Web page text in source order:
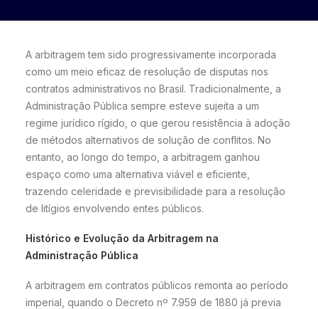
A arbitragem tem sido progressivamente incorporada
como um meio eficaz de resolução de disputas nos
contratos administrativos no Brasil. Tradicionalmente, a
Administração Pública sempre esteve sujeita a um
regime jurídico rígido, o que gerou resistência à adoção
de métodos alternativos de solução de conflitos. No
entanto, ao longo do tempo, a arbitragem ganhou
espaço como uma alternativa viável e eficiente,
trazendo celeridade e previsibilidade para a resolução
de litígios envolvendo entes públicos.
Histórico e Evolução da Arbitragem na
Administração Pública
A arbitragem em contratos públicos remonta ao período
imperial, quando o Decreto nº 7.959 de 1880 já previa